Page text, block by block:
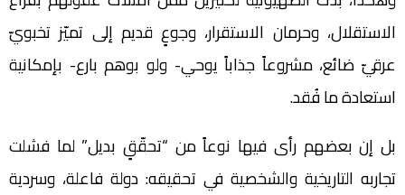
الاستقلال، وحرمان الاستقرار، وجوعٍ قديم إلى تميّز تخبويّ
عرقيّ ضائع، مشروعاً جذاباً يوحي- ولو بوهم بارع- بإمكانية
استعادة ما فُقد.
بل إن بعضهم رأى فيها نوعاً من “تحقّقٍ بديل” لما فشلت
تجاربه التاريخية والشخصية في تحقيقه: دولة فاعلة، وسردية